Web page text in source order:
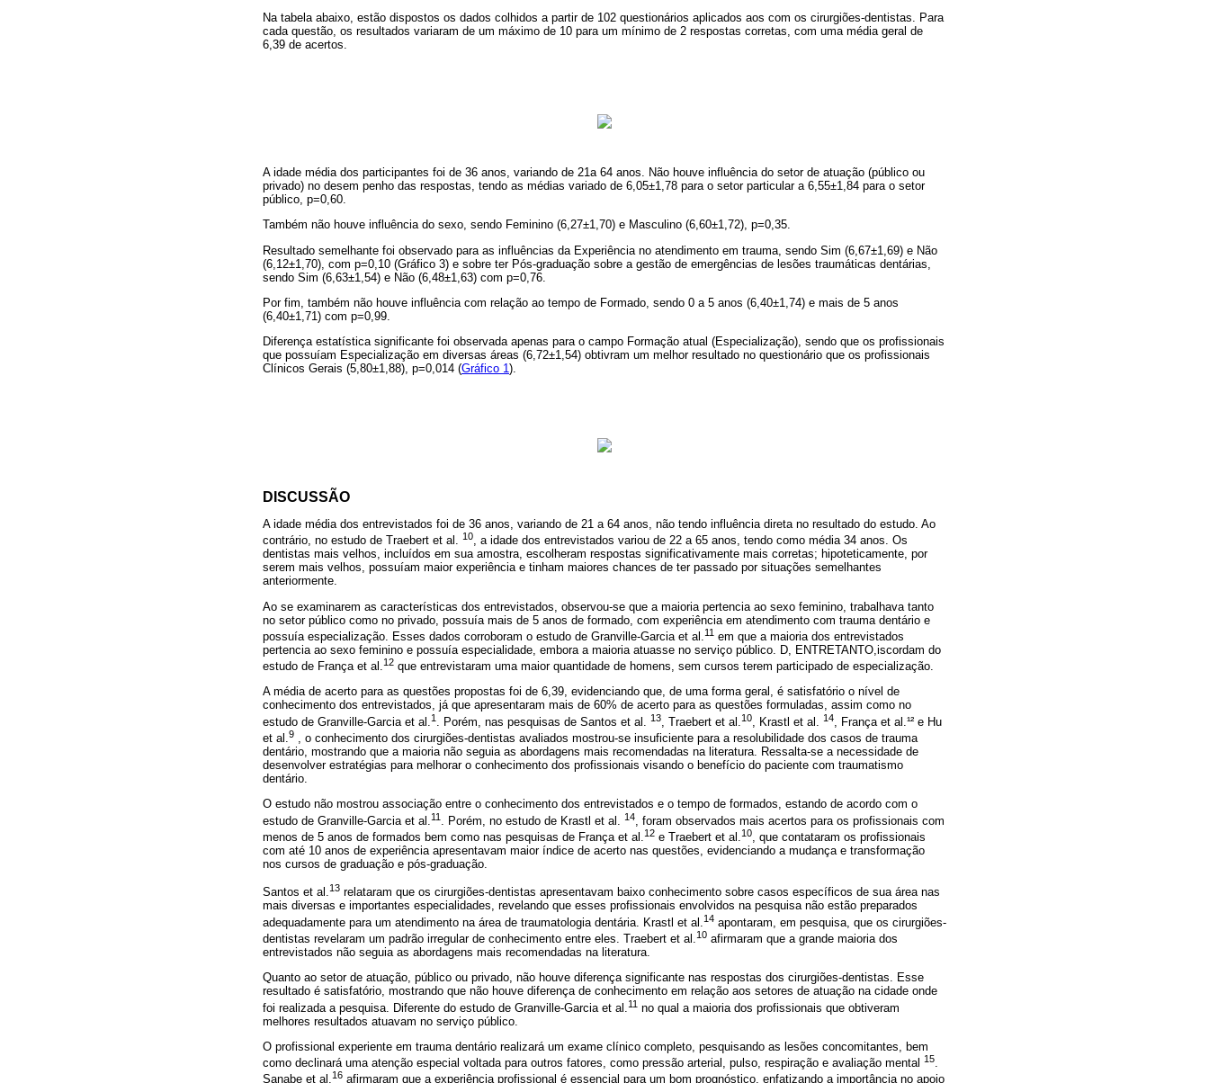
Na tabela abaixo, estão dispostos os dados colhidos a partir de 102 questionários aplicados aos com os cirurgiões-dentistas. Para
cada questão, os resultados variaram de um máximo de 10 para um mínimo de 2 respostas corretas, com uma média geral de
6,39 de acertos.
A idade média dos participantes foi de 36 anos, variando de 21a 64 anos. Não houve influência do setor de atuação (público ou
privado) no desem penho das respostas, tendo as médias variado de 6,05±1,78 para o setor particular a 6,55±1,84 para o setor
público, p=0,60.
Também não houve influência do sexo, sendo Feminino (6,27±1,70) e Masculino (6,60±1,72), p=0,35.
Resultado semelhante foi observado para as influências da Experiência no atendimento em trauma, sendo Sim (6,67±1,69) e Não
(6,12±1,70), com p=0,10 (Gráfico 3) e sobre ter Pós-graduação sobre a gestão de emergências de lesões traumáticas dentárias,
sendo Sim (6,63±1,54) e Não (6,48±1,63) com p=0,76.
Por fim, também não houve influência com relação ao tempo de Formado, sendo 0 a 5 anos (6,40±1,74) e mais de 5 anos
(6,40±1,71) com p=0,99.
Diferença estatística significante foi observada apenas para o campo Formação atual (Especialização), sendo que os profissionais
que possuíam Especialização em diversas áreas (6,72±1,54) obtivram um melhor resultado no questionário que os profissionais
Clínicos Gerais (5,80±1,88), p=0,014 (Gráfico 1 ).
DISCUSSÃO
A idade média dos entrevistados foi de 36 anos, variando de 21 a 64 anos, não tendo influência direta no resultado do estudo. Ao
contrário, no estudo de Traebert et al. 10, a idade dos entrevistados variou de 22 a 65 anos, tendo como média 34 anos. Os
dentistas mais velhos, incluídos em sua amostra, escolheram respostas significativamente mais corretas; hipoteticamente, por
serem mais velhos, possuíam maior experiência e tinham maiores chances de ter passado por situações semelhantes
anteriormente.
Ao se examinarem as características dos entrevistados, observou-se que a maioria pertencia ao sexo feminino, trabalhava tanto
no setor público como no privado, possuía mais de 5 anos de formado, com experiência em atendimento com trauma dentário e
possuía especialização. Esses dados corroboram o estudo de Granville-Garcia et al.
11 em que a maioria dos entrevistados
pertencia ao sexo feminino e possuía especialidade, embora a maioria atuasse no serviço público. D, ENTRETANTO,iscordam do
estudo de França et al.12 que entrevistaram uma maior quantidade de homens, sem cursos terem participado de especialização.
A média de acerto para as questões propostas foi de 6,39, evidenciando que, de uma forma geral, é satisfatório o nível de
conhecimento dos entrevistados, já que apresentaram mais de 60% de acerto para as questões formuladas, assim como no
estudo de Granville-Garcia et al.
1 . Porém, nas pesquisas de Santos et al. 13 , Traebert et al. 10 , Krastl et al. 14
, França et al.¹² e Hu
et al.9 , o conhecimento dos cirurgiões-dentistas avaliados mostrou-se insuficiente para a resolubilidade dos casos de trauma
dentário, mostrando que a maioria não seguia as abordagens mais recomendadas na literatura. Ressalta-se a necessidade de
desenvolver estratégias para melhorar o conhecimento dos profissionais visando o benefício do paciente com traumatismo
dentário.
O estudo não mostrou associação entre o conhecimento dos entrevistados e o tempo de formados, estando de acordo com o
estudo de Granville-Garcia et al. 11 . Porém, no estudo de Krastl et al. 14
, foram observados mais acertos para os profissionais com
menos de 5 anos de formados bem como nas pesquisas de França et al.
12 e Traebert et al. 10
, que contataram os profissionais
com até 10 anos de experiência apresentavam maior índice de acerto nas questões, evidenciando a mudança e transformação
nos cursos de graduação e pós-graduação.
Santos et al.13 relataram que os cirurgiões-dentistas apresentavam baixo conhecimento sobre casos específicos de sua área nas
mais diversas e importantes especialidades, revelando que esses profissionais envolvidos na pesquisa não estão preparados
adequadamente para um atendimento na área de traumatologia dentária. Krastl et al.
14 apontaram, em pesquisa, que os cirurgiões-
dentistas revelaram um padrão irregular de conhecimento entre eles. Traebert et al.10 afirmaram que a grande maioria dos
entrevistados não seguia as abordagens mais recomendadas na literatura.
Quanto ao setor de atuação, público ou privado, não houve diferença significante nas respostas dos cirurgiões-dentistas. Esse
resultado é satisfatório, mostrando que não houve diferença de conhecimento em relação aos setores de atuação na cidade onde
foi realizada a pesquisa. Diferente do estudo de Granville-Garcia et al. 11 no qual a maioria dos profissionais que obtiveram
melhores resultados atuavam no serviço público.
O profissional experiente em trauma dentário realizará um exame clínico completo, pesquisando as lesões concomitantes, bem
como declinará uma atenção especial voltada para outros fatores, como pressão arterial, pulso, respiração e avaliação mental 15.
Sanabe et al.16 afirmaram que a experiência profissional é essencial para um bom prognóstico, enfatizando a importância no apoio